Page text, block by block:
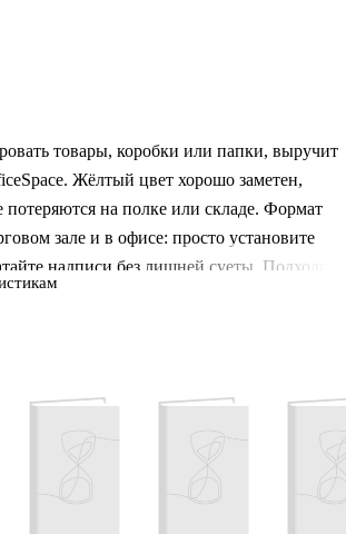
товары, коробки или папки, выручит
Жёлтый цвет хорошо заметен,
на полке или складе. Формат
зале и в офисе: просто установите
надписи без лишней суеты. Подходит